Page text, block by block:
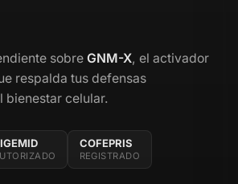
sobre GNM-X, el activador
respalda tus defensas
bienestar celular.
COFEPRIS
REGISTRADO